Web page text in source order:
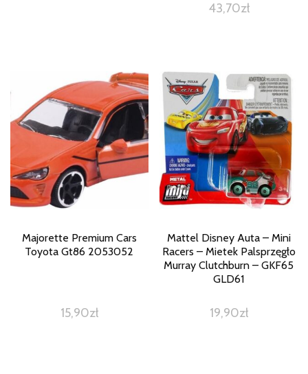
43,70zł
Majorette Premium Cars
Toyota Gt86 2053052
15,90zł
Mattel Disney Auta – Mini
Racers – Mietek Palsprzęgło
Murray Clutchburn – GKF65
GLD61
19,90zł